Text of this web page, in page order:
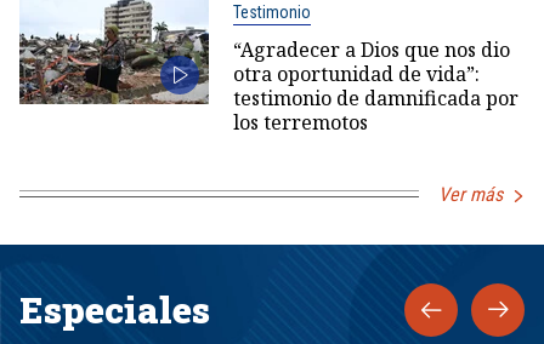
Testimonio
“Agradecer a Dios que nos dio
otra oportunidad de vida”:
testimonio de damnificada por
los terremotos
Ver más
Especiales